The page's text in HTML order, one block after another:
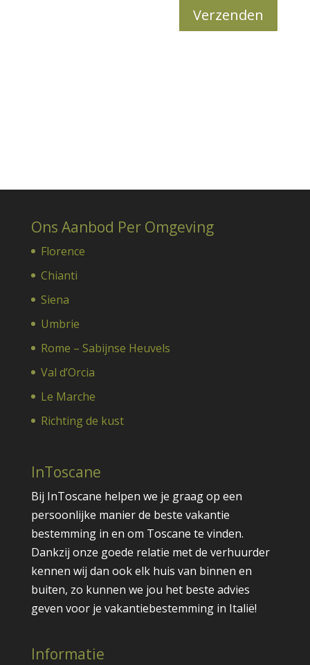
Verzenden
Ons Aanbod Per Omgeving
Florence
Chianti
Siena
Umbrie
Rome – Sabijnse Heuvels
Val d’Orcia
Le Marche
Richting de kust
InToscane
Bij InToscane helpen we je graag op een
persoonlijke manier de beste vakantie
bestemming in en om Toscane te vinden.
Dankzij onze goede relatie met de verhuurder
kennen wij dan ook elk huis van binnen en
buiten, zo kunnen we jou het beste advies
geven voor je vakantiebestemming in Italië!
Informatie